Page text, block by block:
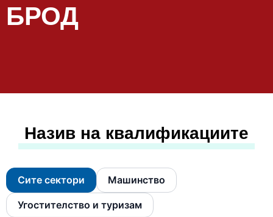
БРОД
Назив на квалификациите
Сите сектори Машинство
Угостителство и туризам